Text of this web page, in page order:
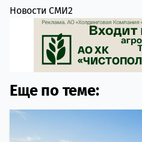
Новости СМИ2
Еще по теме: